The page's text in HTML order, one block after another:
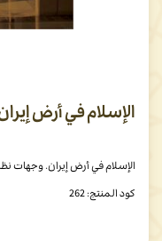
الإسلام في أرض
الإسلام في أرض إيران. وجهات
كود المنتج:262